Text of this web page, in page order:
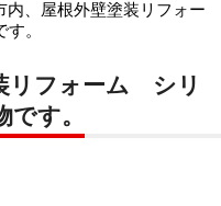
内、屋根外壁塗装リフォー
。
リフォーム シリ
す。